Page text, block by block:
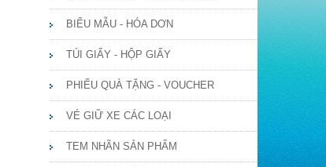
BIỂU MẪU - HÓA DƠN
TÚI GIẤY - HỘP GIẤY
PHIẾU QUÀ TẶNG - VOUCHER
VÉ GIỮ XE CÁC LOẠI
TEM NHÃN SẢN PHẨM